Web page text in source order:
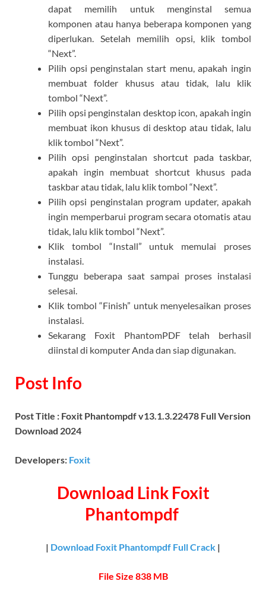
dapat memilih untuk menginstal semua
komponen atau hanya beberapa komponen yang
diperlukan. Setelah memilih opsi, klik tombol
“Next”.
Pilih opsi penginstalan start menu, apakah ingin
membuat folder khusus atau tidak, lalu klik
tombol “Next”.
Pilih opsi penginstalan desktop icon, apakah ingin
membuat ikon khusus di desktop atau tidak, lalu
klik tombol “Next”.
Pilih opsi penginstalan shortcut pada taskbar,
apakah ingin membuat shortcut khusus pada
taskbar atau tidak, lalu klik tombol “Next”.
Pilih opsi penginstalan program updater, apakah
ingin memperbarui program secara otomatis atau
tidak, lalu klik tombol “Next”.
Klik tombol “Install” untuk memulai proses
instalasi.
Tunggu beberapa saat sampai proses instalasi
selesai.
Klik tombol “Finish” untuk menyelesaikan proses
instalasi.
Sekarang Foxit PhantomPDF telah berhasil
diinstal di komputer Anda dan siap digunakan.
Post Info
Post Title : Foxit Phantompdf v13.1.3.22478 Full Version
Download 2024
Developers: Foxit
Download Link Foxit
Phantompdf
| Download Foxit Phantompdf Full Crack |
File Size 838 MB